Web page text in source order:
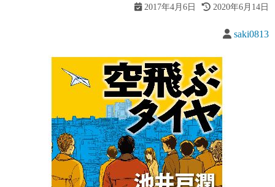
2017年4月6日 2020年6月14日
saki0813